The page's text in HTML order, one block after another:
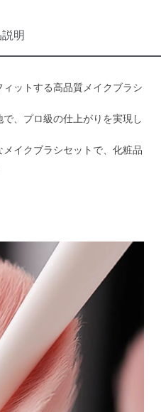
明
ットする高品質メイクブラシ
、プロ級の仕上がりを実現し
イクブラシセットで、化粧品